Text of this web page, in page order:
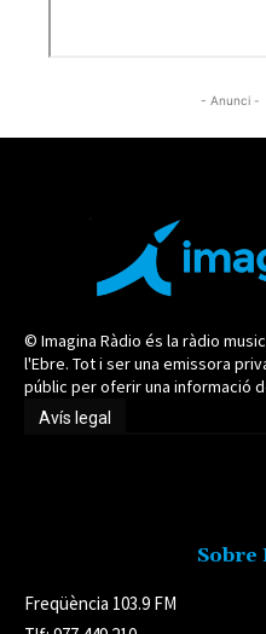
- Anunci -
© Imagina Ràdio és la ràdio
l'Ebre. Tot i ser una emissora
públic per oferir una informació
Avís legal
Sobre
Freqüència 103.9 FM